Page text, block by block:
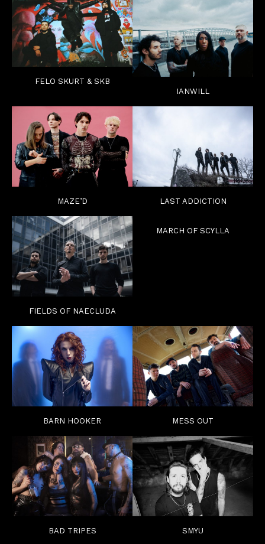
FELO SKURT & SKB
IANWILL
MAZE’D LAST ADDICTION
FIELDS OF NAECLUDA
MARCH OF SCYLLA
BARN HOOKER MESS OUT
BAD TRIPES SMYU